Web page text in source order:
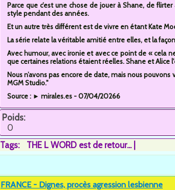
Parce que c’est une chose de jouer à Shane, de
style pendant des années.
Et un autre très différent est de vivre en étant Kate
La série relate la véritable amitié entre elles, et la
Avec humour, avec ironie et avec ce point de « cela
que certaines relations étaient réelles. Shane et Alice
Nous n’avons pas encore de date, mais nous
MGM Studio."
Source : ► mirales.es - 07/04/20266
Poids:
0
Tags:
THE L WORD est de retour...
FRANCE - Dignes, procès agression lesbienne